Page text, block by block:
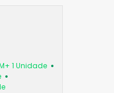
1 Unidade